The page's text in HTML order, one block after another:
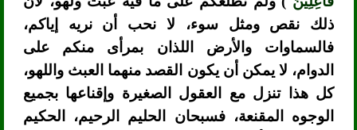
ذلك نقص ومثل سوء، لا نحب أن نريه إياكم،
فالسماوات والأرض اللذان بمرأى منكم على
الدوام، لا يمكن أن يكون القصد منهما العبث واللهو،
كل هذا تنزل مع العقول الصغيرة وإقناعها بجميع
الوجوه المقنعة، فسبحان الحليم الرحيم، الحكيم